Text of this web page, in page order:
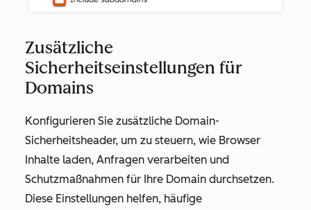
Zusätzliche
Sicherheitseinstellungen für
Domains
Konfigurieren Sie zusätzliche Domain-
Sicherheitsheader, um zu steuern, wie Browser
Inhalte laden, Anfragen verarbeiten und
Schutzmaßnahmen für Ihre Domain durchsetzen.
Diese Einstellungen helfen, häufige